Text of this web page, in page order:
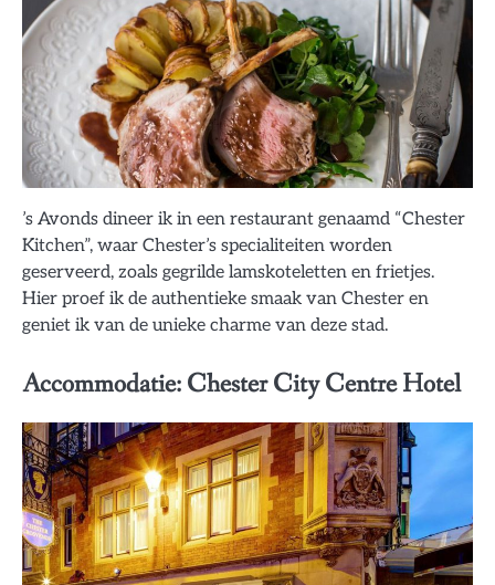
’s Avonds dineer ik in een restaurant genaamd “Chester
Kitchen”, waar Chester’s specialiteiten worden
geserveerd, zoals gegrilde lamskoteletten en frietjes.
Hier proef ik de authentieke smaak van Chester en
geniet ik van de unieke charme van deze stad.
Accommodatie: Chester City Centre Hotel